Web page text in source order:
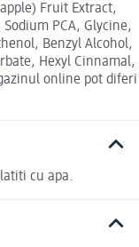
Fruit Extract,
PCA, Glycine,
Benzyl Alcohol,
Hexyl Cinnamal,
online pot diferi
cu apa.